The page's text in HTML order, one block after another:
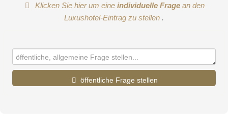
Klicken Sie hier um eineindividuelle Frage an den
Luxushotel-Eintrag zu stellen .
öffentliche Frage stellen